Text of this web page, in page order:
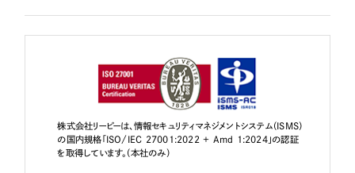
株式会社リーピーは、情報セキュリティマネジメントシステム（ISMS）
の国内規格「ISO/IEC 27001:2022 + Amd 1:2024」の認証
を取得しています。（本社のみ）